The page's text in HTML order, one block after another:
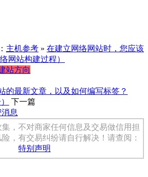
主机参考 » 在建立网络网站时，您应该
网站构建过程）
站方向
的最新文章，以及如何编写标签？
下一篇
息
，不对商家任何信息及交易做信用担
，有交易纠纷请自行解决！请查阅：
特别声明